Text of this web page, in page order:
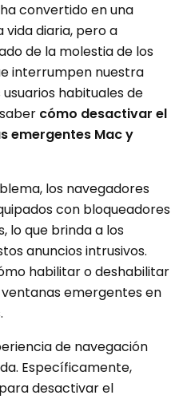
convertido en una
diaria, pero a
de la molestia de los
interrumpen nuestra
habituales de
cómo desactivar el
emergentes Mac y
los navegadores
con bloqueadores
lo que brinda a los
anuncios intrusivos.
habilitar o deshabilitar
emergentes en
de navegación
Específicamente,
desactivar el